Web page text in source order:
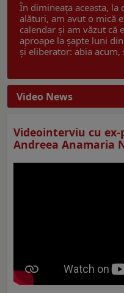
În dimineața aceasta, la
alături, am avut o mică
calendar și am văzut că
aproape la șapte luni
și eliberator: abia acum,
Video News
Videointerviu cu
Andreea Anamaria